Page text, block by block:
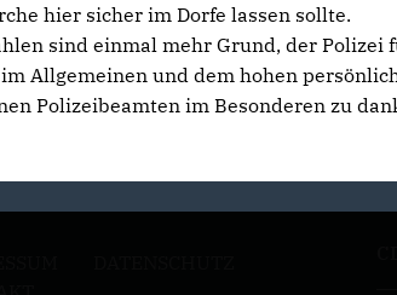
hier sicher im Dorfe lassen sollte.
sind einmal mehr Grund, der Polizei
Allgemeinen und dem hohen
Polizeibeamten im Besonderen zu